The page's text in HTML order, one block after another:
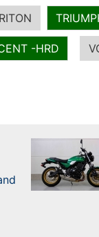
-HRD